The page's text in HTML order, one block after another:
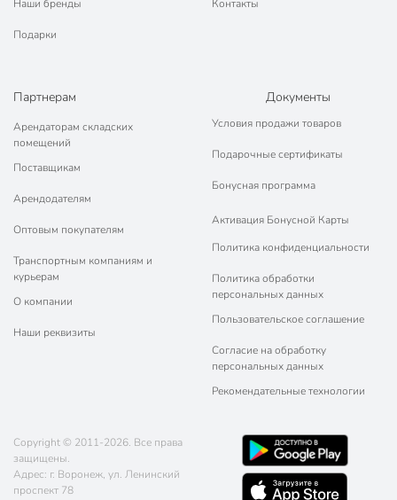
Наши бренды
Подарки
Контакты
Партнерам
Арендаторам складских
помещений
Поставщикам
Арендодателям
Оптовым покупателям
Транспортным компаниям и
курьерам
О компании
Наши реквизиты
Документы
Условия продажи товаров
Подарочные сертификаты
Бонусная программа
Активация Бонусной Карты
Политика конфиденциальности
Политика обработки
персональных данных
Пользовательское соглашение
Согласие на обработку
персональных данных
Рекомендательные технологии
Copyright © 2011-2026. Все права
защищены.
Адрес: г. Воронеж, ул. Ленинский
проспект 78